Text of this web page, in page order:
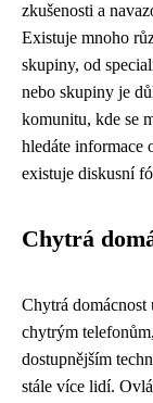
zkušenosti a
Existuje mnoho
skupiny, od
nebo skupiny je
komunitu, kde se
hledáte informace
existuje diskusní
Chytrá
Chytrá
chytrým
dostupnějším
stále více lidí.